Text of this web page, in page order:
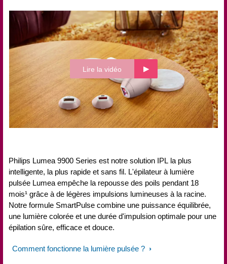
Lire la vidéo
Philips Lumea 9900 Series est notre solution IPL la plus
intelligente, la plus rapide et sans fil. L'épilateur à lumière
pulsée Lumea empêche la repousse des poils pendant 18
mois¹ grâce à de légères impulsions lumineuses à la racine.
Notre formule SmartPulse combine une puissance équilibrée,
une lumière colorée et une durée d'impulsion optimale pour une
épilation sûre, efficace et douce.
Comment fonctionne la lumière pulsée ?